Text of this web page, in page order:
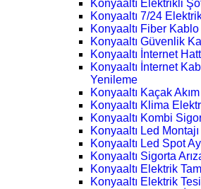
Konyaaltı Elektrikli
Konyaaltı 7/24
Konyaaltı Fiber
Konyaaltı Güvenlik
Konyaaltı İnternet
Konyaaltı İnternet
Yenileme
Konyaaltı Kaçak Akım
Konyaaltı Klima
Konyaaltı Kombi
Konyaaltı Led Montajı
Konyaaltı Led Spot
Konyaaltı Sigorta
Konyaaltı Elektrik
Konyaaltı Elektrik